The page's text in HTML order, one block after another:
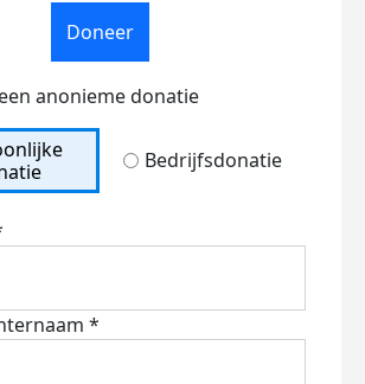
Doneer
anonieme donatie
Bedrijfsdonatie
*